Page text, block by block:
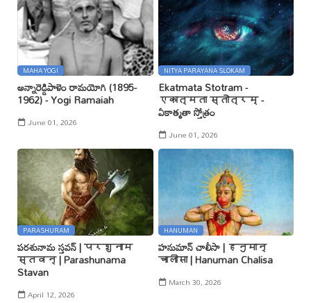
MAHA YOGI
అన్నారెడ్డిపాళెం రామయోగి (1895-
1962) - Yogi Ramaiah
June 01, 2026
NITYA PARAYANA SLOKAM
Ekatmata Stotram -
एकात्मता स्तोत्रम् -
ఏకాత్మతా స్తోత్రం
June 01, 2026
PARASHURAM
పరశునామ స్తవన్ | परशुनाम
स्तवन् | Parashunama
Stavan
April 12, 2026
HANUMAN
హనుమాన్ చాలీసా | हनुमान्
चालीसा | Hanuman Chalisa
March 30, 2026